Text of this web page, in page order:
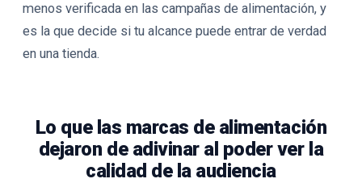
menos verificada en las campañas de alimentación, y
es la que decide si tu alcance puede entrar de verdad
en una tienda.
Lo que las marcas de alimentación
dejaron de adivinar al poder ver la
calidad de la audiencia